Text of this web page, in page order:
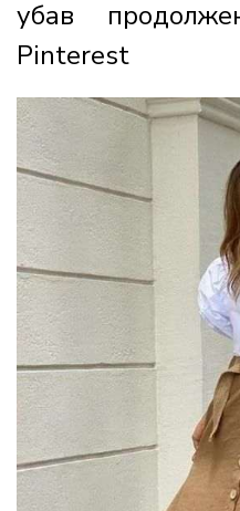
убав
Pinterest